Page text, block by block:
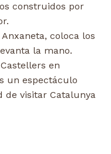
construidos por
coloca los
la mano.
en
un espectáculo
de visitar Catalunya